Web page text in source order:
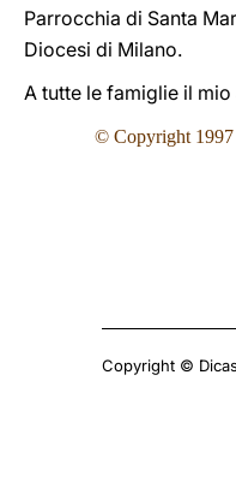
Parrocchia di Santa
Diocesi di Milano.
A tutte le famiglie il
© Copyright 1997
Copyright ©